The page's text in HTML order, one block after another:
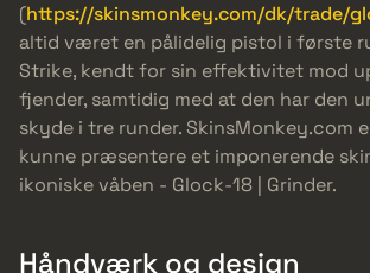
(https://skinsmonkey.com/dk/trade/
altid været en pålidelig pistol i første
Strike, kendt for sin effektivitet mod
fjender, samtidig med at den har den
skyde i tre runder. SkinsMonkey.com
kunne præsentere et imponerende
ikoniske våben - Glock-18 | Grinder.
Håndværk og design